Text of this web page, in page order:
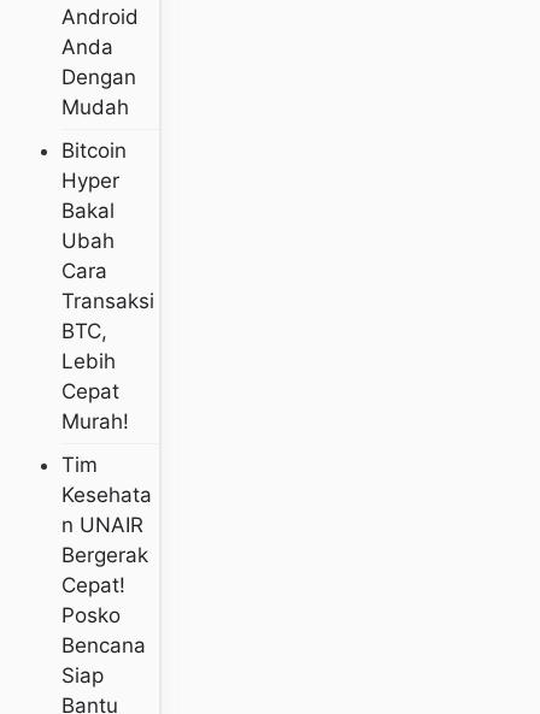
Android
Anda
Dengan
Mudah
Bitcoin
Hyper
Bakal
Ubah
Cara
Transaksi
BTC,
Lebih
Cepat
Murah!
Tim
Kesehata
N UNAIR
Bergerak
Cepat!
Posko
Bencana
Siap
Bantu